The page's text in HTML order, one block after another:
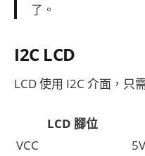
了。
I2C LCD
LCD 使用 I2C 介面，只
LCD 腳位
VCC
5V